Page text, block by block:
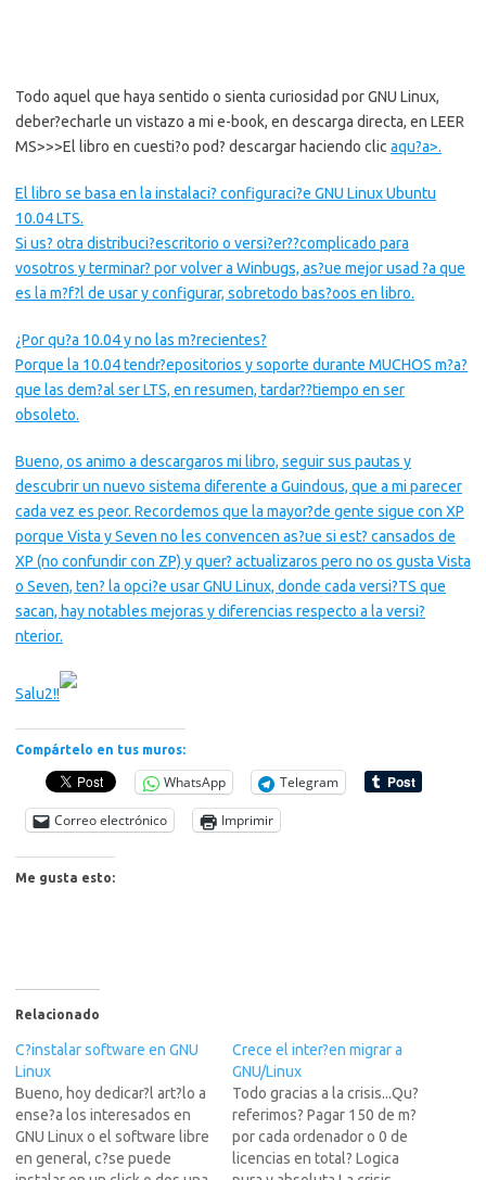
Todo aquel que haya sentido o sienta curiosidad por GNU Linux,
deber?echarle un vistazo a mi e-book, en descarga directa, en LEER
MS>>>El libro en cuesti?o pod? descargar haciendo clic aqu?a>.
El libro se basa en la instalaci? configuraci?e GNU Linux Ubuntu
10.04 LTS.
Si us? otra distribuci?escritorio o versi?er??complicado para
vosotros y terminar? por volver a Winbugs, as?ue mejor usad ?a que
es la m?f?l de usar y configurar, sobretodo bas?oos en libro.
¿Por qu?a 10.04 y no las m?recientes?
Porque la 10.04 tendr?epositorios y soporte durante MUCHOS m?a?
que las dem?al ser LTS, en resumen, tardar??tiempo en ser
obsoleto.
Bueno, os animo a descargaros mi libro, seguir sus pautas y
descubrir un nuevo sistema diferente a Guindous, que a mi parecer
cada vez es peor. Recordemos que la mayor?de gente sigue con XP
porque Vista y Seven no les convencen as?ue si est? cansados de
XP (no confundir con ZP) y quer? actualizaros pero no os gusta Vista
o Seven, ten? la opci?e usar GNU Linux, donde cada versi?TS que
sacan, hay notables mejoras y diferencias respecto a la versi?
nterior.
Salu2!!
Compártelo en tus muros:
WhatsApp Telegram
Correo electrónico Imprimir
Me gusta esto:
Relacionado
C?instalar software en GNU
Linux
Bueno, hoy dedicar?l art?lo a
ense?a los interesados en
GNU Linux o el software libre
en general, c?se puede
Crece el inter?en migrar a
GNU/Linux
Todo gracias a la crisis...Qu?
referimos? Pagar 150 de m?
por cada ordenador o 0 de
licencias en total? Logica